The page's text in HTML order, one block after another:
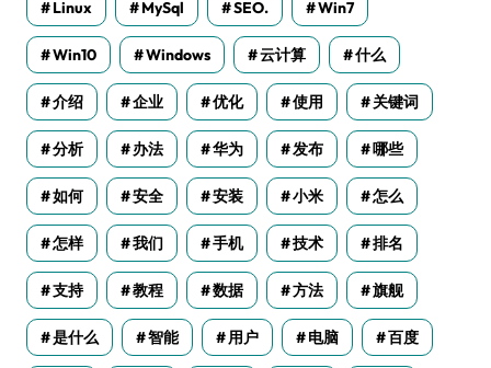
Linux MySql SEO. Win7
Win10 Windows 云计算 什么
介绍 企业 优化 使用 关键词
分析 办法 华为 发布 哪些
如何 安全 安装 小米 怎么
怎样 我们 手机 技术 排名
支持 教程 数据 方法 旗舰
是什么 智能 用户 电脑 百度